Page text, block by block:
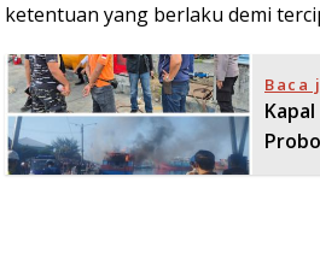
ketentuan yang berlaku demi
Baca